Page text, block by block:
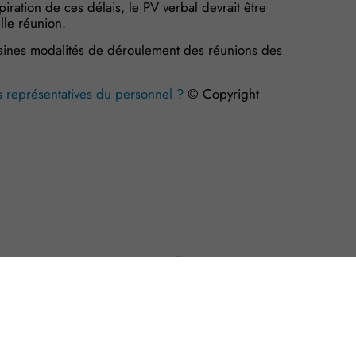
de confidentialité, en garantissant la conformité avec
de ces délais, le PV verbal devrait être
réunion.
modalités de déroulement des réunions des
du personnel ? © Copyright